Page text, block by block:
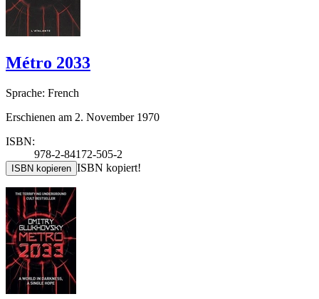
Métro 2033
Sprache: French
Erschienen am 2. November 1970
ISBN:
978-2-84172-505-2
ISBN kopieren ISBN kopiert!